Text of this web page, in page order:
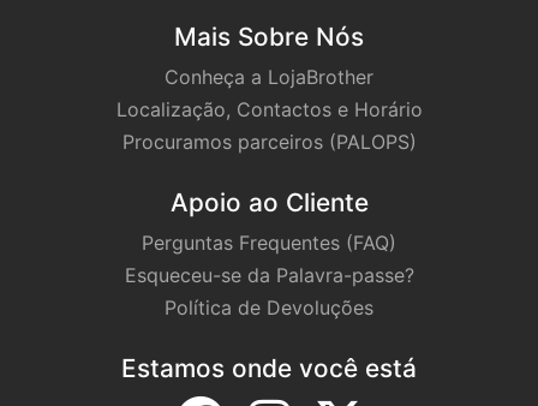
Mais Sobre Nós
Conheça a LojaBrother
Localização, Contactos e Horário
Procuramos parceiros (PALOPS)
Apoio ao Cliente
Perguntas Frequentes (FAQ)
Esqueceu-se da Palavra-passe?
Política de Devoluções
Estamos onde você está